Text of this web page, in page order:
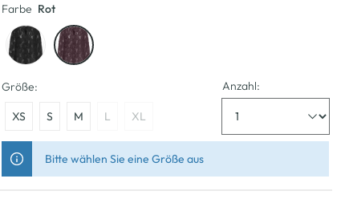
Farbe Rot
Größe:
XS S M L XL
Anzahl:
Bitte wählen Sie eine Größe aus